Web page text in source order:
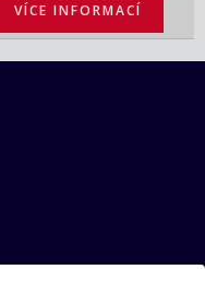
VÍCE INFORMACÍ